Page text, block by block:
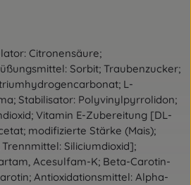
Citronensäure;
Sorbit; Traubenzucker;
L-
Stabilisator: Polyvinylpyrrolidon;
Vitamin E-Zubereitung [DL-
modifizierte Stärke (Mais);
Siliciumdioxid];
Acesulfam-K; Beta-Carotin-
Antioxidationsmittel: Alpha-